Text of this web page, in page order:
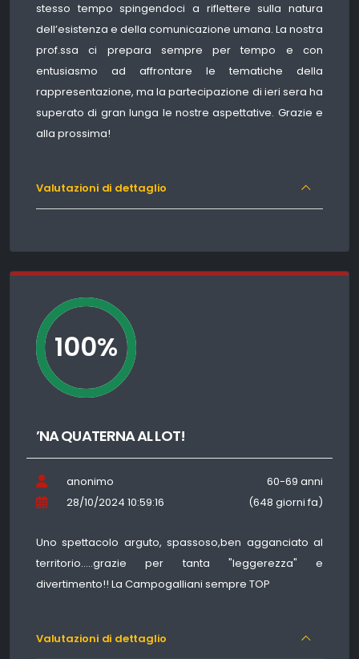
stesso tempo spingendoci a riflettere sulla natura
dell’esistenza e della comunicazione umana. La nostra
prof.ssa ci prepara sempre per tempo e con
entusiasmo ad affrontare le tematiche della
rappresentazione, ma la partecipazione di ieri sera ha
superato di gran lunga le nostre aspettative. Grazie e
alla prossima!
Valutazioni di dettaglio
100%
’NA QUATERNA AL LOT!
anonimo
60-69 anni
28/10/2024 10:59:16
(648 giorni fa)
Uno spettacolo arguto, spassoso,ben agganciato al
territorio.....grazie per tanta "leggerezza" e
divertimento!! La Campogalliani sempre TOP
Valutazioni di dettaglio